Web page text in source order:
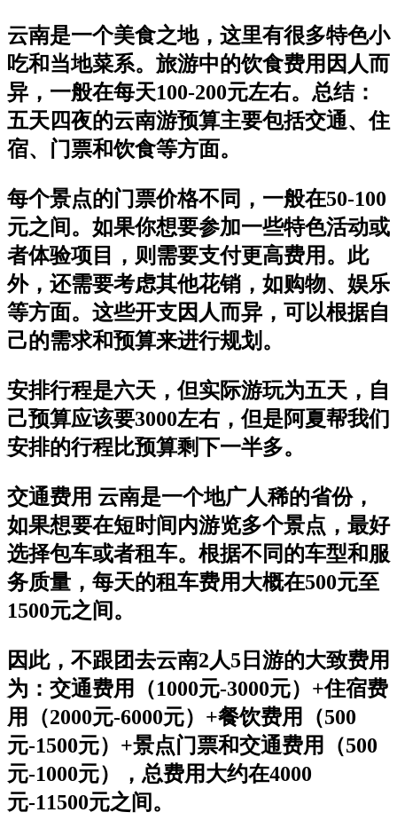
云南是一个美食之地，这里有很多特色小
吃和当地菜系。旅游中的饮食费用因人而
异，一般在每天100-200元左右。总结：
五天四夜的云南游预算主要包括交通、住
宿、门票和饮食等方面。
每个景点的门票价格不同，一般在50-100
元之间。如果你想要参加一些特色活动或
者体验项目，则需要支付更高费用。此
外，还需要考虑其他花销，如购物、娱乐
等方面。这些开支因人而异，可以根据自
己的需求和预算来进行规划。
安排行程是六天，但实际游玩为五天，自
己预算应该要3000左右，但是阿夏帮我们
安排的行程比预算剩下一半多。
交通费用 云南是一个地广人稀的省份，
如果想要在短时间内游览多个景点，最好
选择包车或者租车。根据不同的车型和服
务质量，每天的租车费用大概在500元至
1500元之间。
因此，不跟团去云南2人5日游的大致费用
为：交通费用（1000元-3000元）+住宿费
用（2000元-6000元）+餐饮费用（500
元-1500元）+景点门票和交通费用（500
元-1000元），总费用大约在4000
元-11500元之间。